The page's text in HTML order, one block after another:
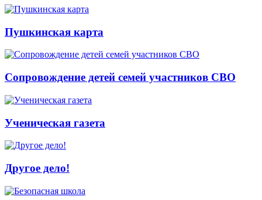
Пушкинская карта
Сопровождение детей семей участников СВО
Ученическая газета
Другое дело!